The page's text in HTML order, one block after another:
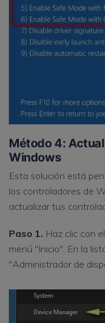
Método 4:
Windows
Esta solución está
los controladores de
actualizar tus
Paso 1. Haz clic con
menú "Inicio". En la
"Administrador de